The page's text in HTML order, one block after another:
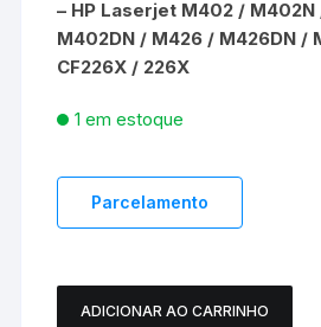
– HP Laserjet M402 /
M402DN / M426 / M426DN /
CF226X / 226X
1 em estoque
Parcelamento
ADICIONAR AO CARRINHO